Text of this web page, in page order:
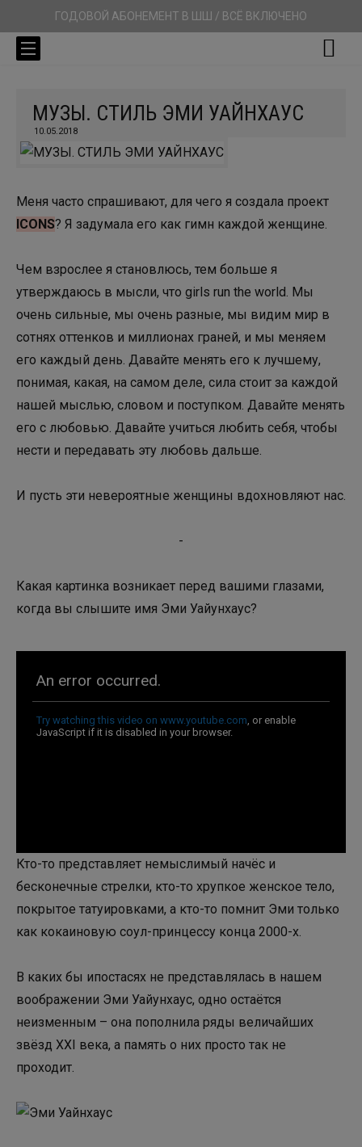
ГОДОВОЙ АБОНЕМЕНТ В ШШ / ВСЁ ВКЛЮЧЕНО
МУЗЫ. СТИЛЬ ЭМИ УАЙНХАУС
10.05.2018
Меня часто спрашивают, для чего я создала проект
ICONS? Я задумала его как гимн каждой женщине.
Чем взрослее я становлюсь, тем больше я
утверждаюсь в мысли, что girls run the world. Мы
очень сильные, мы очень разные, мы видим мир в
сотнях оттенков и миллионах граней, и мы меняем
его каждый день. Давайте менять его к лучшему,
понимая, какая, на самом деле, сила стоит за каждой
нашей мыслью, словом и поступком. Давайте менять
его с любовью. Давайте учиться любить себя, чтобы
нести и передавать эту любовь дальше.
И пусть эти невероятные женщины вдохновляют нас.
-
Какая картинка возникает перед вашими глазами,
когда вы слышите имя Эми Уайунхаус?
Кто-то представляет немыслимый начёс и
бесконечные стрелки, кто-то хрупкое женское тело,
покрытое татуировками, а кто-то помнит Эми только
как кокаиновую соул-принцессу конца 2000-х.
В каких бы ипостасях не представлялась в нашем
воображении Эми Уайунхаус, одно остаётся
неизменным – она пополнила ряды величайших
звёзд XXI века, а память о них просто так не
проходит.